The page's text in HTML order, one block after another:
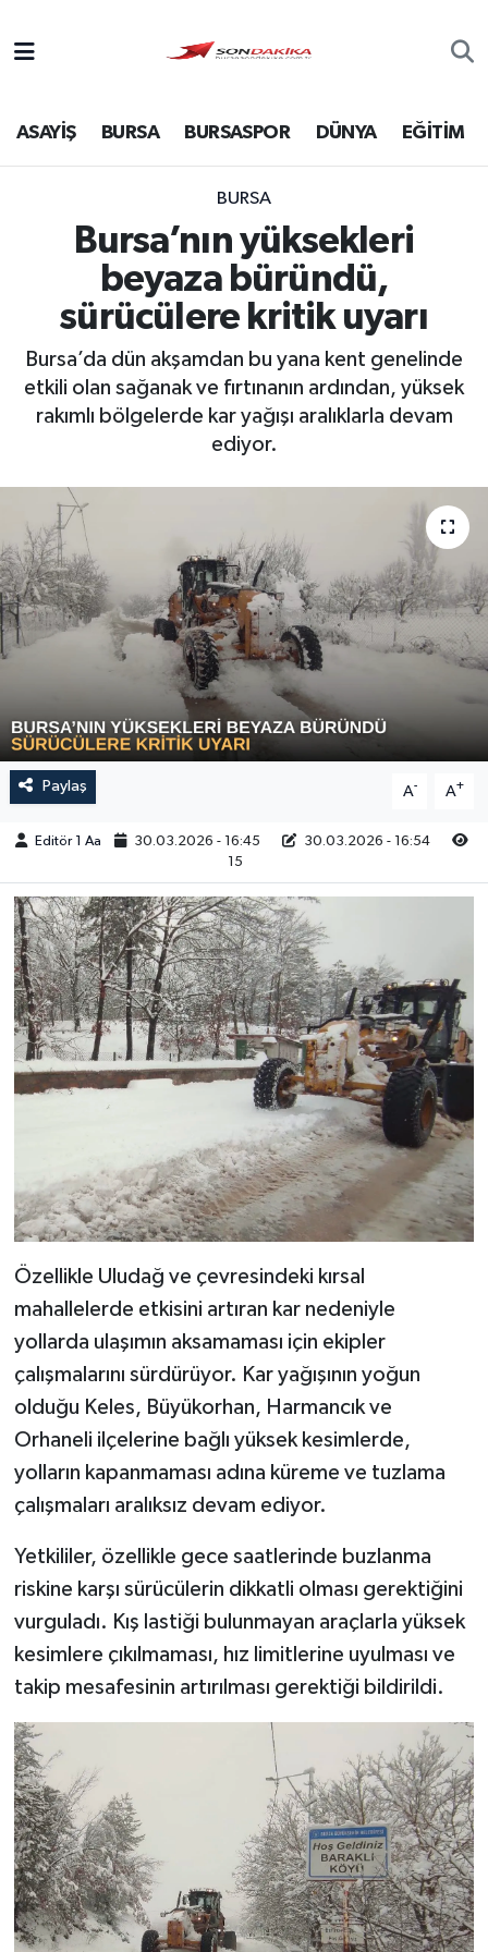
ASAYİŞ BURSA BURSASPOR DÜNYA EĞİTİM
BURSA
Bursa’nın yüksekleri
beyaza büründü,
sürücülere kritik uyarı
Bursa’da dün akşamdan bu yana kent genelinde
etkili olan sağanak ve fırtınanın ardından, yüksek
rakımlı bölgelerde kar yağışı aralıklarla devam
ediyor.
Paylaş A- A+
Editör 1 Aa 30.03.2026 - 16:45
30.03.2026 - 16:54
15
Özellikle Uludağ ve çevresindeki kırsal
mahallelerde etkisini artıran kar nedeniyle
yollarda ulaşımın aksamaması için ekipler
çalışmalarını sürdürüyor. Kar yağışının yoğun
olduğu Keles, Büyükorhan, Harmancık ve
Orhaneli ilçelerine bağlı yüksek kesimlerde,
yolların kapanmaması adına küreme ve tuzlama
çalışmaları aralıksız devam ediyor.
Yetkililer, özellikle gece saatlerinde buzlanma
riskine karşı sürücülerin dikkatli olması gerektiğini
vurguladı. Kış lastiği bulunmayan araçlarla yüksek
kesimlere çıkılmaması, hız limitlerine uyulması ve
takip mesafesinin artırılması gerektiği bildirildi.
Bursa
Ekonomi
Foto Galeri
Genel
Gündem
Sağlık
Siyaset
Spor
Video Galeri